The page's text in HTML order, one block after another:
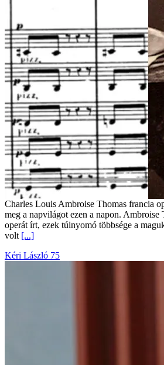
Charles Louis Ambroise Thomas francia
meg a napvilágot ezen a napon. Ambroise
operát írt, ezek túlnyomó többsége a
volt [...]
Kéri László 75